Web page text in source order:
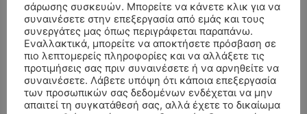
- Advertisment -
σάρωσης συσκευών. Μπορείτε να κάνετε κλικ για να
συναινέσετε στην επεξεργασία από εμάς και τους
συνεργάτες μας όπως περιγράφεται παραπάνω.
Εναλλακτικά, μπορείτε να αποκτήσετε πρόσβαση σε
πιο λεπτομερείς πληροφορίες και να αλλάξετε τις
προτιμήσεις σας πριν συναινέσετε ή να αρνηθείτε να
συναινέσετε. Λάβετε υπόψη ότι κάποια επεξεργασία
των προσωπικών σας δεδομένων ενδέχεται να μην
απαιτεί τη συγκατάθεσή σας, αλλά έχετε το δικαίωμα